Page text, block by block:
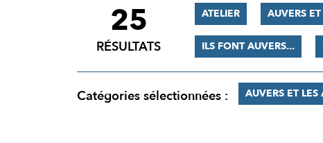
FILTRER
RÉSULTATS
25
RÉSULTATS
ATELIER AUVERS
ILS FONT AUVERS...
Catégories sélectionnées : AUVERS ET LES